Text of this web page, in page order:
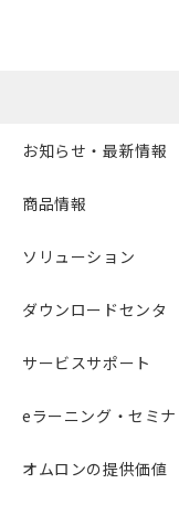
お知らせ・最新情報
商品情報
ソリューション
ダウンロードセンタ
サービスサポート
eラーニング・セミナ
オムロンの提供価値